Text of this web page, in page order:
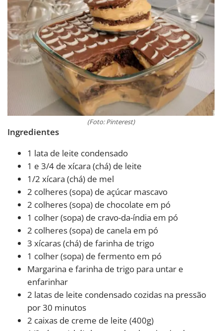
(Foto: Pinterest)
Ingredientes
1 lata de leite condensado
1 e 3/4 de xícara (chá) de leite
1/2 xícara (chá) de mel
2 colheres (sopa) de açúcar mascavo
2 colheres (sopa) de chocolate em pó
1 colher (sopa) de cravo-da-índia em pó
2 colheres (sopa) de canela em pó
3 xícaras (chá) de farinha de trigo
1 colher (sopa) de fermento em pó
Margarina e farinha de trigo para untar e
enfarinhar
2 latas de leite condensado cozidas na pressão
por 30 minutos
2 caixas de creme de leite (400g)